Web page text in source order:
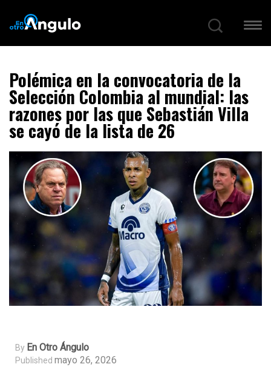
Polémica en la convocatoria de la
Selección Colombia al mundial: las
razones por las que Sebastián Villa
se cayó de la lista de 26
By En Otro Ángulo
Published mayo 26, 2026